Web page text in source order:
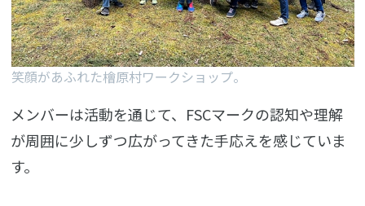
笑顔があふれた檜原村ワークショップ。
メンバーは活動を通じて、FSCマークの認知や理解
が周囲に少しずつ広がってきた手応えを感じていま
す。